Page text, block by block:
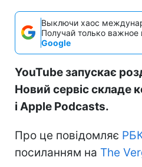
Выключи хаос
Получай только важное
Google
YouTube запускає
Новий сервіс складе
і Apple Podcasts.
Про це повідомляє
посиланням на The